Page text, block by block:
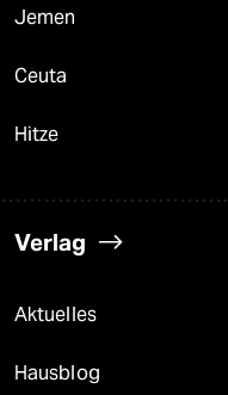
Jemen
Ceuta
Hitze
Verlag
Aktuelles
Hausblog